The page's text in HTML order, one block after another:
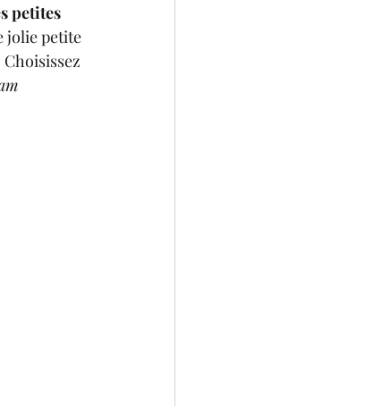
petites
jolie petite